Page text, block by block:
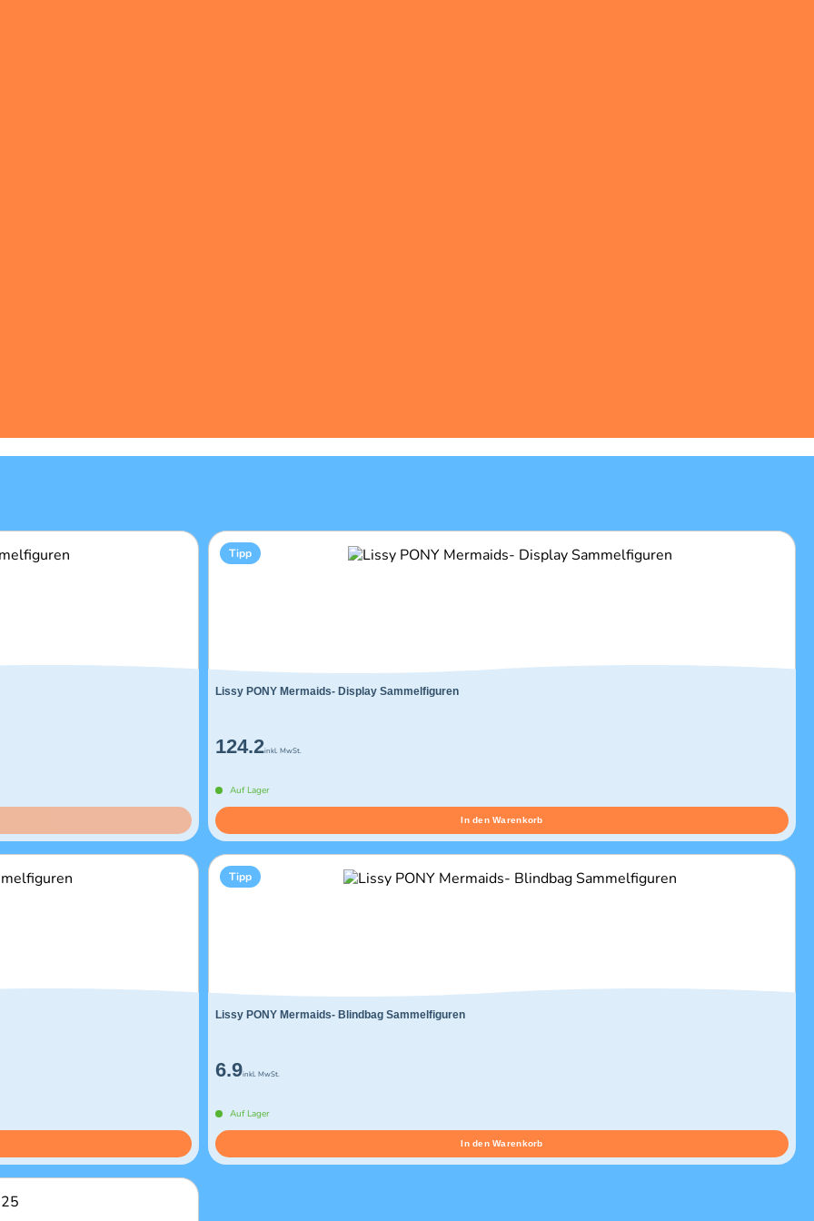
Tipp
Lissy PONY Mermaids- Display Sammelfiguren
124.2inkl. MwSt.
Auf Lager
In den Warenkorb
Tipp
Lissy PONY Mermaids- Blindbag Sammelfiguren
6.9inkl. MwSt.
Auf Lager
In den Warenkorb